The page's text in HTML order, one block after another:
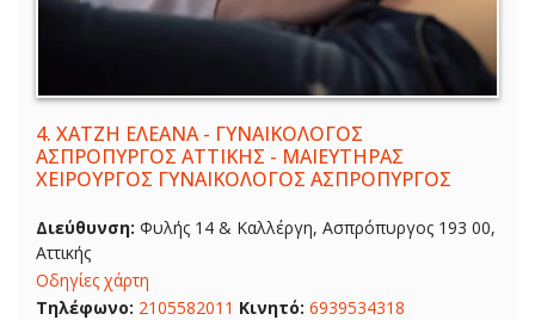
4. ΧΑΤΖΗ ΕΛΕΑΝΑ - ΓΥΝΑΙΚΟΛΟΓΟΣ
ΑΣΠΡΟΠΥΡΓΟΣ ΑΤΤΙΚΗΣ - ΜΑΙΕΥΤΗΡΑΣ
ΧΕΙΡΟΥΡΓΟΣ ΓΥΝΑΙΚΟΛΟΓΟΣ ΑΣΠΡΟΠΥΡΓΟΣ
Διεύθυνση: Φυλής 14 & Καλλέργη, Ασπρόπυργος 193 00,
Αττικής
Οδηγίες χάρτη
Τηλέφωνο: 2105582011 Κινητό: 6939534318